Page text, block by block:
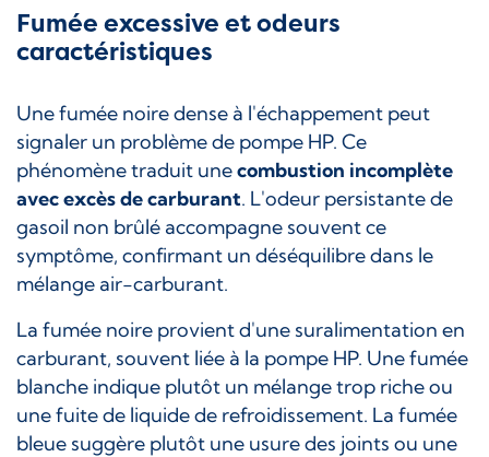
Fumée excessive et odeurs
caractéristiques
Une fumée noire dense à l'échappement peut
signaler un problème de pompe HP. Ce
phénomène traduit unecombustion incomplète
avec excès de carburant. L'odeur persistante de
gasoil non brûlé accompagne souvent ce
symptôme, confirmant un déséquilibre dans le
mélange air-carburant.
La fumée noire provient d'une suralimentation en
carburant, souvent liée à la pompe HP. Une fumée
blanche indique plutôt un mélange trop riche ou
une fuite de liquide de refroidissement. La fumée
bleue suggère plutôt une usure des joints ou une